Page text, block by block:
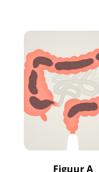
Figuur A